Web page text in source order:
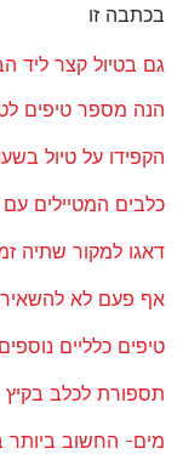
בכתבה זו
גם בטיול קצר ליד
הנה מספר טיפים
הקפידו על טיול
כלבים המטיילים
טיפים כלליים
תספורת לכלב
מים- החשוב ביותר